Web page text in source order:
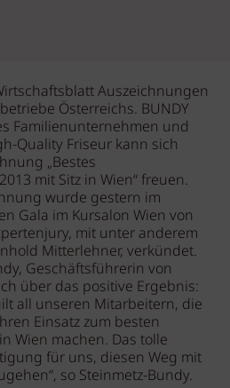
Auszeichnungen
Österreichs. BUNDY
Familienunternehmen und
Quality Friseur kann sich
„Bestes
mit Sitz in Wien“ freuen.
wurde gestern im
Gala im Kursalon Wien von
mit unter anderem
Mitterlehner, verkündet.
Geschäftsführerin von
über das positive Ergebnis:
all unseren Mitarbeitern, die
Einsatz zum besten
Wien machen. Das tolle
für uns, diesen Weg mit
so Steinmetz-Bundy.